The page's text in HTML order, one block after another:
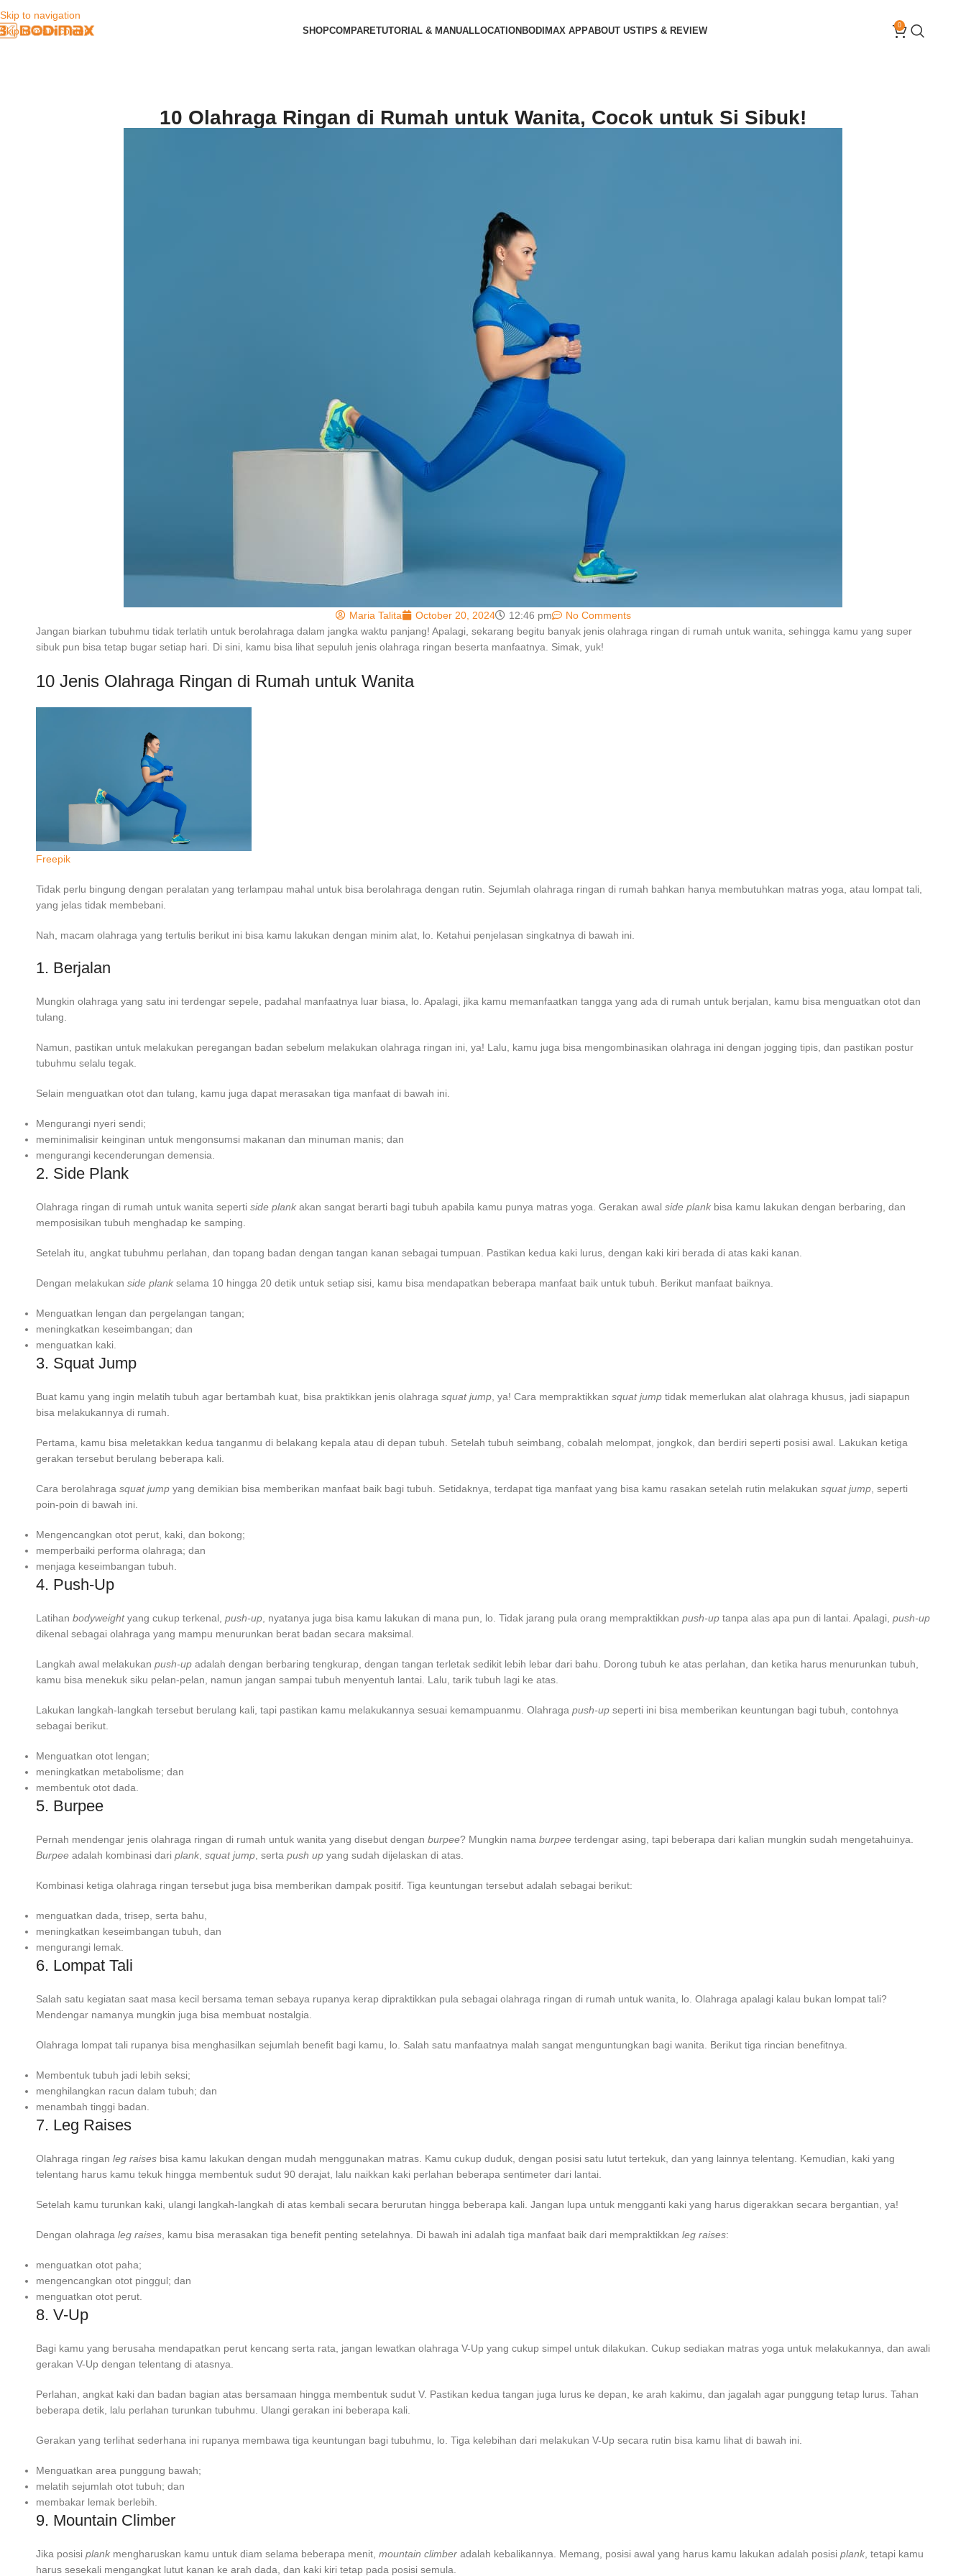
Skip to navigation
Skip to main content
SHOPCOMPARETUTORIAL & MANUALLOCATIONBODIMAX APPABOUT USTIPS & REVIEW 0
10 Olahraga Ringan di Rumah untuk Wanita, Cocok untuk Si Sibuk!
Maria Talita October 20, 2024 12:46 pm
No Comments
Jangan biarkan tubuhmu tidak terlatih untuk berolahraga dalam jangka waktu panjang! Apalagi, sekarang begitu banyak jenis olahraga ringan di rumah untuk wanita , sehingga kamu yang super
sibuk pun bisa tetap bugar setiap hari. Di sini, kamu bisa lihat sepuluh jenis olahraga ringan beserta manfaatnya. Simak, yuk!
10 Jenis Olahraga Ringan di Rumah untuk Wanita
Freepik
Tidak perlu bingung dengan peralatan yang terlampau mahal untuk bisa berolahraga dengan rutin. Sejumlah olahraga ringan di rumah bahkan hanya membutuhkan matras yoga, atau lompat tali,
yang jelas tidak membebani.
Nah, macam olahraga yang tertulis berikut ini bisa kamu lakukan dengan minim alat, lo. Ketahui penjelasan singkatnya di bawah ini.
1. Berjalan
Mungkin olahraga yang satu ini terdengar sepele, padahal manfaatnya luar biasa, lo. Apalagi, jika kamu memanfaatkan tangga yang ada di rumah untuk berjalan, kamu bisa menguatkan otot dan
tulang.
Namun, pastikan untuk melakukan peregangan badan sebelum melakukan olahraga ringan ini, ya! Lalu, kamu juga bisa mengombinasikan olahraga ini dengan jogging tipis, dan pastikan postur
tubuhmu selalu tegak.
Selain menguatkan otot dan tulang, kamu juga dapat merasakan tiga manfaat di bawah ini.
Mengurangi nyeri sendi;
meminimalisir keinginan untuk mengonsumsi makanan dan minuman manis; dan
mengurangi kecenderungan demensia.
2. Side Plank
Olahraga ringan di rumah untuk wanita seperti side plank akan sangat berarti bagi tubuh apabila kamu punya matras yoga. Gerakan awal side plank bisa kamu lakukan dengan berbaring, dan
memposisikan tubuh menghadap ke samping.
Setelah itu, angkat tubuhmu perlahan, dan topang badan dengan tangan kanan sebagai tumpuan. Pastikan kedua kaki lurus, dengan kaki kiri berada di atas kaki kanan.
Dengan melakukan side plank selama 10 hingga 20 detik untuk setiap sisi, kamu bisa mendapatkan beberapa manfaat baik untuk tubuh. Berikut manfaat baiknya.
Menguatkan lengan dan pergelangan tangan;
meningkatkan keseimbangan; dan
menguatkan kaki.
3. Squat Jump
Buat kamu yang ingin melatih tubuh agar bertambah kuat, bisa praktikkan jenis olahraga squat jump, ya! Cara mempraktikkan squat jump tidak memerlukan alat olahraga khusus, jadi siapapun
bisa melakukannya di rumah.
Pertama, kamu bisa meletakkan kedua tanganmu di belakang kepala atau di depan tubuh. Setelah tubuh seimbang, cobalah melompat, jongkok, dan berdiri seperti posisi awal. Lakukan ketiga
gerakan tersebut berulang beberapa kali.
Cara berolahraga squat jump yang demikian bisa memberikan manfaat baik bagi tubuh. Setidaknya, terdapat tiga manfaat yang bisa kamu rasakan setelah rutin melakukan squat jump, seperti
poin-poin di bawah ini.
Mengencangkan otot perut, kaki, dan bokong;
memperbaiki performa olahraga; dan
menjaga keseimbangan tubuh.
4. Push-Up
Latihan bodyweightyang cukup terkenal, push-up, nyatanya juga bisa kamu lakukan di mana pun, lo. Tidak jarang pula orang mempraktikkan push-up tanpa alas apa pun di lantai. Apalagi, push-up
dikenal sebagai olahraga yang mampu menurunkan berat badan secara maksimal.
Langkah awal melakukan push-up adalah dengan berbaring tengkurap, dengan tangan terletak sedikit lebih lebar dari bahu. Dorong tubuh ke atas perlahan, dan ketika harus menurunkan tubuh,
kamu bisa menekuk siku pelan-pelan, namun jangan sampai tubuh menyentuh lantai. Lalu, tarik tubuh lagi ke atas.
Lakukan langkah-langkah tersebut berulang kali, tapi pastikan kamu melakukannya sesuai kemampuanmu. Olahraga push-up seperti ini bisa memberikan keuntungan bagi tubuh, contohnya
sebagai berikut.
Menguatkan otot lengan;
meningkatkan metabolisme; dan
membentuk otot dada.
5. Burpee
Pernah mendengar jenis olahraga ringan di rumah untuk wanita yang disebut dengan burpee? Mungkin nama burpee terdengar asing, tapi beberapa dari kalian mungkin sudah mengetahuinya.
Burpee adalah kombinasi dari plank, squat jump, serta push up yang sudah dijelaskan di atas.
Kombinasi ketiga olahraga ringan tersebut juga bisa memberikan dampak positif. Tiga keuntungan tersebut adalah sebagai berikut:
menguatkan dada, trisep, serta bahu,
meningkatkan keseimbangan tubuh, dan
mengurangi lemak.
6. Lompat Tali
Salah satu kegiatan saat masa kecil bersama teman sebaya rupanya kerap dipraktikkan pula sebagai olahraga ringan di rumah untuk wanita, lo. Olahraga apalagi kalau bukan lompat tali?
Mendengar namanya mungkin juga bisa membuat nostalgia.
Olahraga lompat tali rupanya bisa menghasilkan sejumlah benefit bagi kamu, lo. Salah satu manfaatnya malah sangat menguntungkan bagi wanita. Berikut tiga rincian benefitnya.
Membentuk tubuh jadi lebih seksi;
menghilangkan racun dalam tubuh; dan
menambah tinggi badan.
7. Leg Raises
Olahraga ringan leg raises bisa kamu lakukan dengan mudah menggunakan matras. Kamu cukup duduk, dengan posisi satu lutut tertekuk, dan yang lainnya telentang. Kemudian, kaki yang
telentang harus kamu tekuk hingga membentuk sudut 90 derajat, lalu naikkan kaki perlahan beberapa sentimeter dari lantai.
Setelah kamu turunkan kaki, ulangi langkah-langkah di atas kembali secara berurutan hingga beberapa kali. Jangan lupa untuk mengganti kaki yang harus digerakkan secara bergantian, ya!
Dengan olahraga leg raises, kamu bisa merasakan tiga benefit penting setelahnya. Di bawah ini adalah tiga manfaat baik dari mempraktikkan leg raises:
menguatkan otot paha;
mengencangkan otot pinggul; dan
menguatkan otot perut.
8. V-Up
Bagi kamu yang berusaha mendapatkan perut kencang serta rata, jangan lewatkan olahraga V-Up yang cukup simpel untuk dilakukan. Cukup sediakan matras yoga untuk melakukannya, dan awali
gerakan V-Up dengan telentang di atasnya.
Perlahan, angkat kaki dan badan bagian atas bersamaan hingga membentuk sudut V. Pastikan kedua tangan juga lurus ke depan, ke arah kakimu, dan jagalah agar punggung tetap lurus. Tahan
beberapa detik, lalu perlahan turunkan tubuhmu. Ulangi gerakan ini beberapa kali.
Gerakan yang terlihat sederhana ini rupanya membawa tiga keuntungan bagi tubuhmu, lo. Tiga kelebihan dari melakukan V-Up secara rutin bisa kamu lihat di bawah ini.
Menguatkan area punggung bawah;
melatih sejumlah otot tubuh; dan
membakar lemak berlebih.
9. Mountain Climber
Jika posisi plank mengharuskan kamu untuk diam selama beberapa menit, mountain climber adalah kebalikannya. Memang, posisi awal yang harus kamu lakukan adalah posisi plank, tetapi kamu
harus sesekali mengangkat lutut kanan ke arah dada, dan kaki kiri tetap pada posisi semula.